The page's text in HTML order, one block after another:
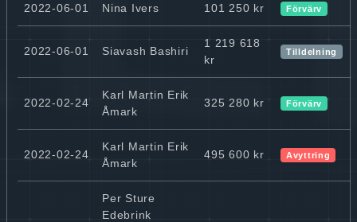
2022-06-01 Nina Ivers 101 250 kr Förvärv
2022-06-01 Siavash Bashiri
1 219 618
kr
Tilldelning
2022-02-24
Karl Martin Erik
Åmark
325 280 kr Förvärv
2022-02-24
Karl Martin Erik
Åmark
495 600 kr Avyttring
Per Sture
Edebrink